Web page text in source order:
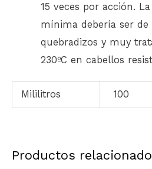
15 veces por acción.
mínima debería ser de
quebradizos y muy
230ºC en cabellos
Mililitros 100
Productos